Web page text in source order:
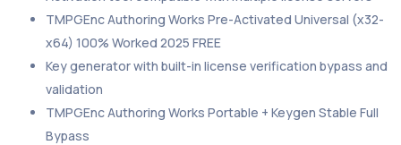
TMPGEnc Authoring Works Pre-Activated Universal (x32-
x64) 100% Worked 2025 FREE
Key generator with built-in license verification bypass and
validation
TMPGEnc Authoring Works Portable + Keygen Stable Full
Bypass